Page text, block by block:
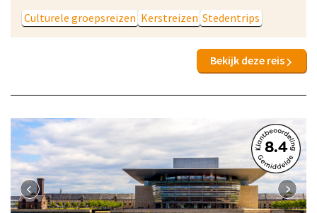
Culturele groepsreizen Kerstreizen Stedentrips
Bekijk deze reis
8.4